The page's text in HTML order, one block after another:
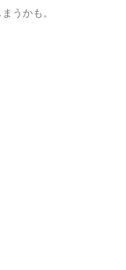
うかも。